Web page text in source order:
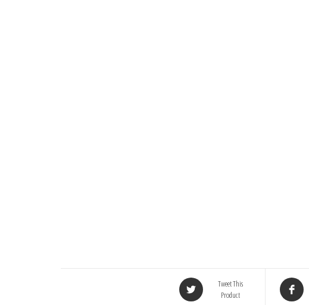
Tweet This
Product